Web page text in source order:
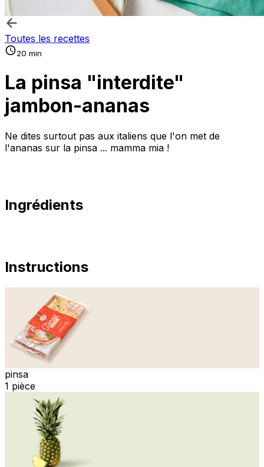
Toutes les recettes
20 min
La pinsa "interdite"
jambon-ananas
Ne dites surtout pas aux italiens que l'on met de
l'ananas sur la pinsa ... mamma mia !
Ingrédients
Instructions
pinsa
1 pièce